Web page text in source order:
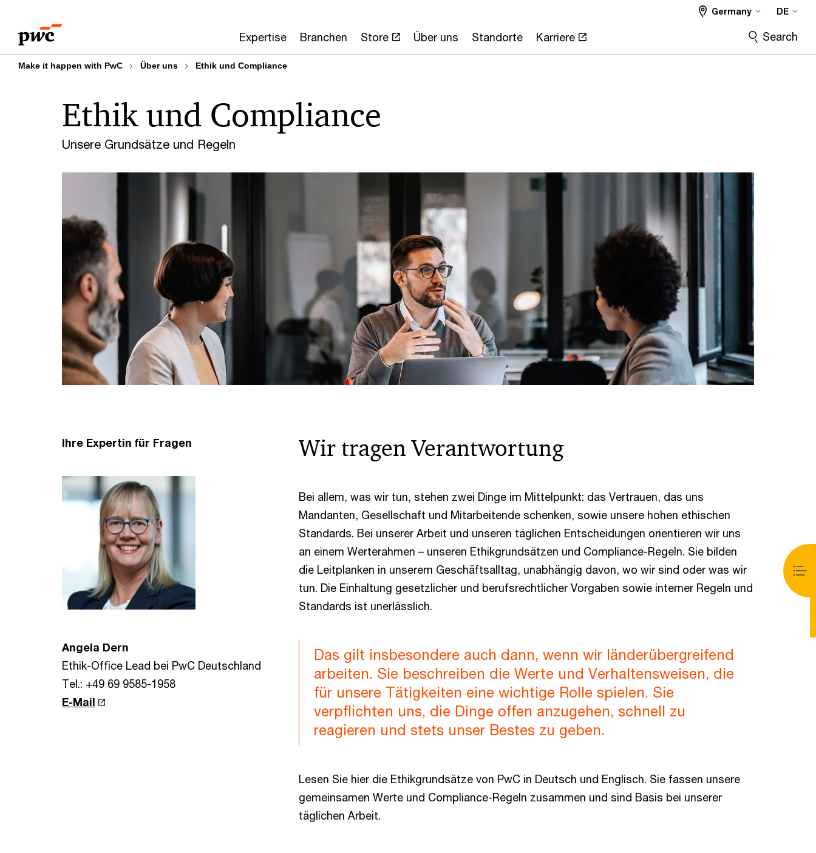
content
footer
Expertise Branchen Store Über uns Standorte Karriere
Germany DE
Search
Make it happen with PwC Über uns Ethik und Compliance
Unsere Grundsätze und Regeln
Ethik und Compliance
Ihre Expertin für Fragen
Angela Dern
Ethik-Office Lead bei PwC Deutschland
Tel.: +49 69 9585-1958
E-Mail
Wir tragen Verantwortung
Bei allem, was wir tun, stehen zwei Dinge im Mittelpunkt: das Vertrauen, das uns
Mandanten, Gesellschaft und Mitarbeitende schenken, sowie unsere hohen ethischen
Standards. Bei unserer Arbeit und unseren täglichen Entscheidungen orientieren wir uns
an einem Werterahmen – unseren Ethikgrundsätzen und Compliance-Regeln. Sie bilden
die Leitplanken in unserem Geschäftsalltag, unabhängig davon, wo wir sind oder was wir
tun. Die Einhaltung gesetzlicher und berufsrechtlicher Vorgaben sowie interner Regeln und
Standards ist unerlässlich.
Das gilt insbesondere auch dann, wenn wir länderübergreifend
arbeiten. Sie beschreiben die Werte und Verhaltensweisen, die
für unsere Tätigkeiten eine wichtige Rolle spielen. Sie
verpflichten uns, die Dinge offen anzugehen, schnell zu
reagieren und stets unser Bestes zu geben.
Lesen Sie hier die Ethikgrundsätze von PwC in Deutsch und Englisch. Sie fassen unsere
gemeinsamen Werte und Compliance-Regeln zusammen und sind Basis bei unserer
täglichen Arbeit.